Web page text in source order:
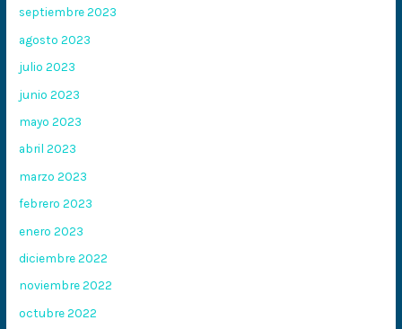
septiembre 2023
agosto 2023
julio 2023
junio 2023
mayo 2023
abril 2023
marzo 2023
febrero 2023
enero 2023
diciembre 2022
noviembre 2022
octubre 2022